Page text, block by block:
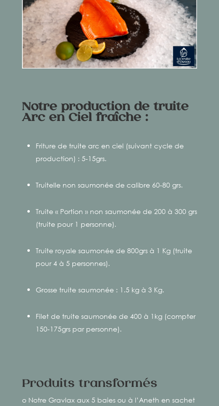
Notre production de truite
Arc en Ciel fraîche :
Friture de truite arc en ciel (suivant cycle de
production) : 5-15grs.
Truitelle non saumonée de calibre 60-80 grs.
Truite « Portion » non saumonée de 200 à 300 grs
(truite pour 1 personne).
Truite royale saumonée de 800grs à 1 Kg (truite
pour 4 à 5 personnes).
Grosse truite saumonée : 1.5 kg à 3 Kg.
Filet de truite saumonée de 400 à 1kg (compter
150-175grs par personne).
Produits transformés
o Notre Gravlax aux 5 baies ou à l’Aneth en sachet